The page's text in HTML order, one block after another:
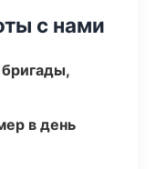
с нами
в день